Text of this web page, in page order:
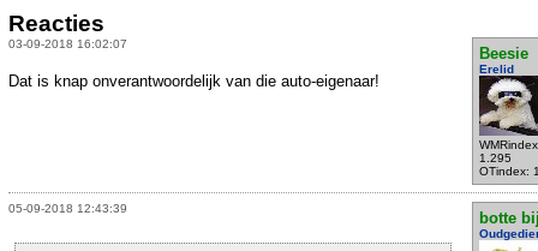
Reacties
03-09-2018 16:02:07
Beesie
Erelid
1.295
OTindex:
Dat is knap onverantwoordelijk van die auto-eigenaar!
05-09-2018 12:43:39
botte